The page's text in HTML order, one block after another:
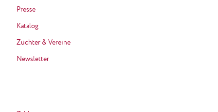
Presse
Katalog
Züchter & Vereine
Newsletter